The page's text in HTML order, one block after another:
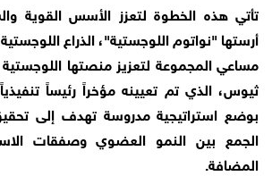
تأتي هذه الخطوة لتعزز الأسس القوية
أرستها "نواتوم اللوجستية"، الذراع
مساعي المجموعة لتعزيز منصتها
ثيوس، الذي تم تعيينه مؤخراً رئيساً
بوضع استراتيجية مدروسة تهدف إلى
الجمع بين النمو العضوي وصفقات
المضافة.